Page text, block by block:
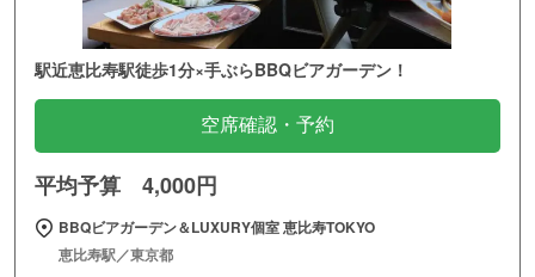
駅近恵比寿駅徒歩1分×手ぶらBBQビアガーデン！
空席確認・予約
平均予算 4,000円
BBQビアガーデン＆LUXURY個室 恵比寿TOKYO
恵比寿駅／東京都